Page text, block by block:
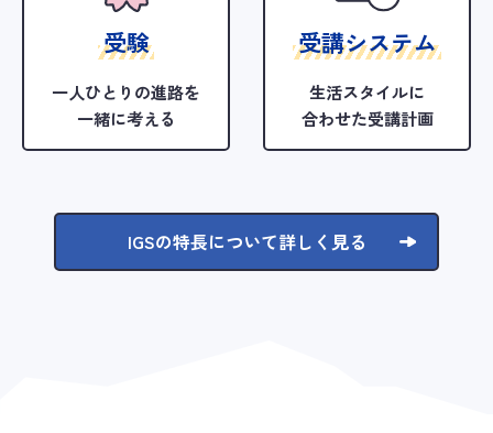
受験
一人ひとりの進路を
一緒に考える
受講システム
生活スタイルに
合わせた受講計画
IGSの特長について詳しく見る